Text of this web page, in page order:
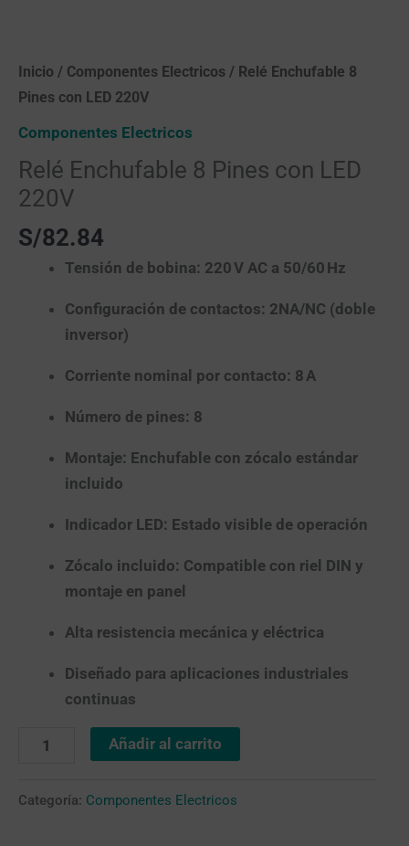
Inicio / Componentes Electricos / Relé Enchufable 8
Pines con LED 220V
Componentes Electricos
Relé Enchufable 8 Pines con LED
220V
S/82.84
Tensión de bobina: 220 V AC a 50/60 Hz
Configuración de contactos: 2NA/NC (doble
inversor)
Corriente nominal por contacto: 8 A
Número de pines: 8
Montaje: Enchufable con zócalo estándar
incluido
Indicador LED: Estado visible de operación
Zócalo incluido: Compatible con riel DIN y
montaje en panel
Alta resistencia mecánica y eléctrica
Diseñado para aplicaciones industriales
continuas
Añadir al carrito
Categoría: Componentes Electricos